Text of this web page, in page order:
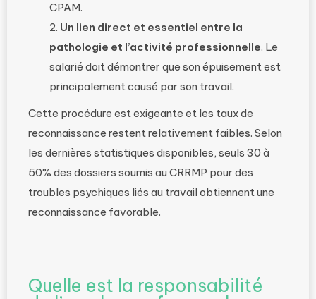
CPAM.
Un lien direct et essentiel entre la
pathologie et l’activité professionnelle. Le
salarié doit démontrer que son épuisement est
principalement causé par son travail.
Cette procédure est exigeante et les taux de
reconnaissance restent relativement faibles. Selon
les dernières statistiques disponibles, seuls 30 à
50% des dossiers soumis au CRRMP pour des
troubles psychiques liés au travail obtiennent une
reconnaissance favorable.
Quelle est la responsabilité